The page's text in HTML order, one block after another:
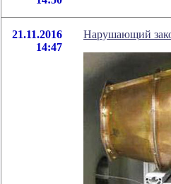
21.11.2016
14:47
Нарушающий